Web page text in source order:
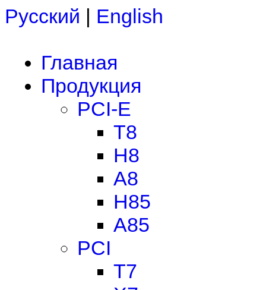
Русский | English
Главная
Продукция
PCI-E
T8
H8
A8
H85
A85
PCI
T7